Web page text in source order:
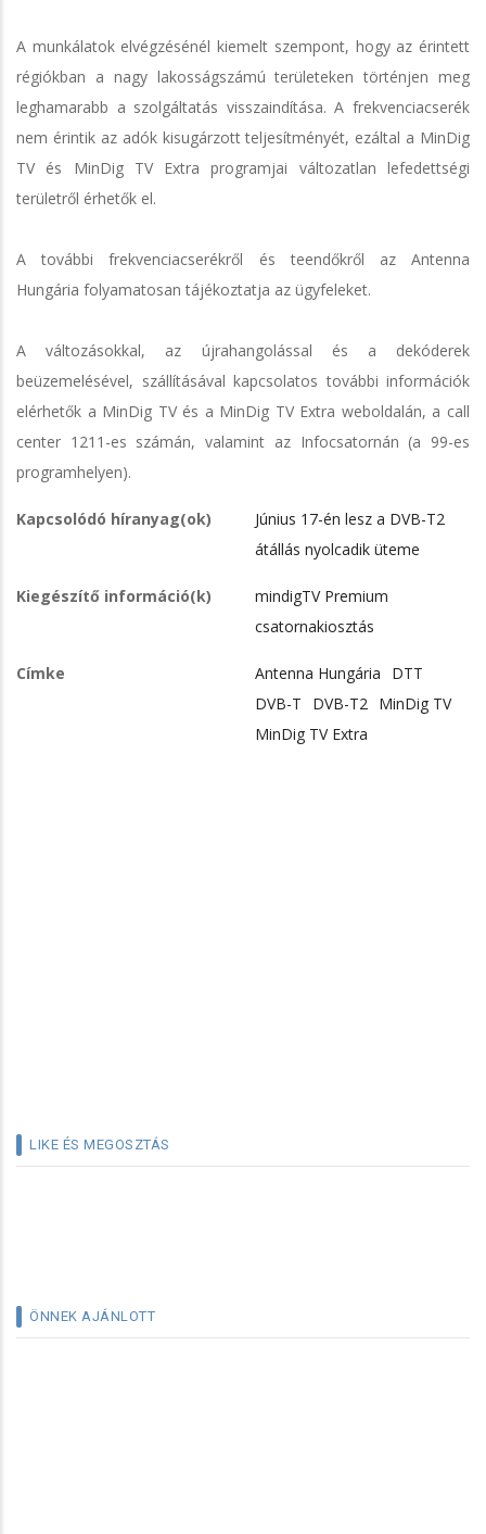
A munkálatok elvégzésénél kiemelt szempont, hogy az érintett
régiókban a nagy lakosságszámú területeken történjen meg
leghamarabb a szolgáltatás visszaindítása. A frekvenciacserék
nem érintik az adók kisugárzott teljesítményét, ezáltal a MinDig
TV és MinDig TV Extra programjai változatlan lefedettségi
területről érhetők el.
A további frekvenciacserékről és teendőkről az Antenna
Hungária folyamatosan tájékoztatja az ügyfeleket.
A változásokkal, az újrahangolással és a dekóderek
beüzemelésével, szállításával kapcsolatos további információk
elérhetők a MinDig TV és a MinDig TV Extra weboldalán, a call
center 1211-es számán, valamint az Infocsatornán (a 99-es
programhelyen).
Kapcsolódó híranyag(ok)
Június 17-én lesz a DVB-T2
átállás nyolcadik üteme
Kiegészítő információ(k)
mindigTV Premium
csatornakiosztás
Címke Antenna Hungária
DTT
DVB-T
DVB-T2 MinDig TV
MinDig TV Extra
LIKE ÉS MEGOSZTÁS
ÖNNEK AJÁNLOTT